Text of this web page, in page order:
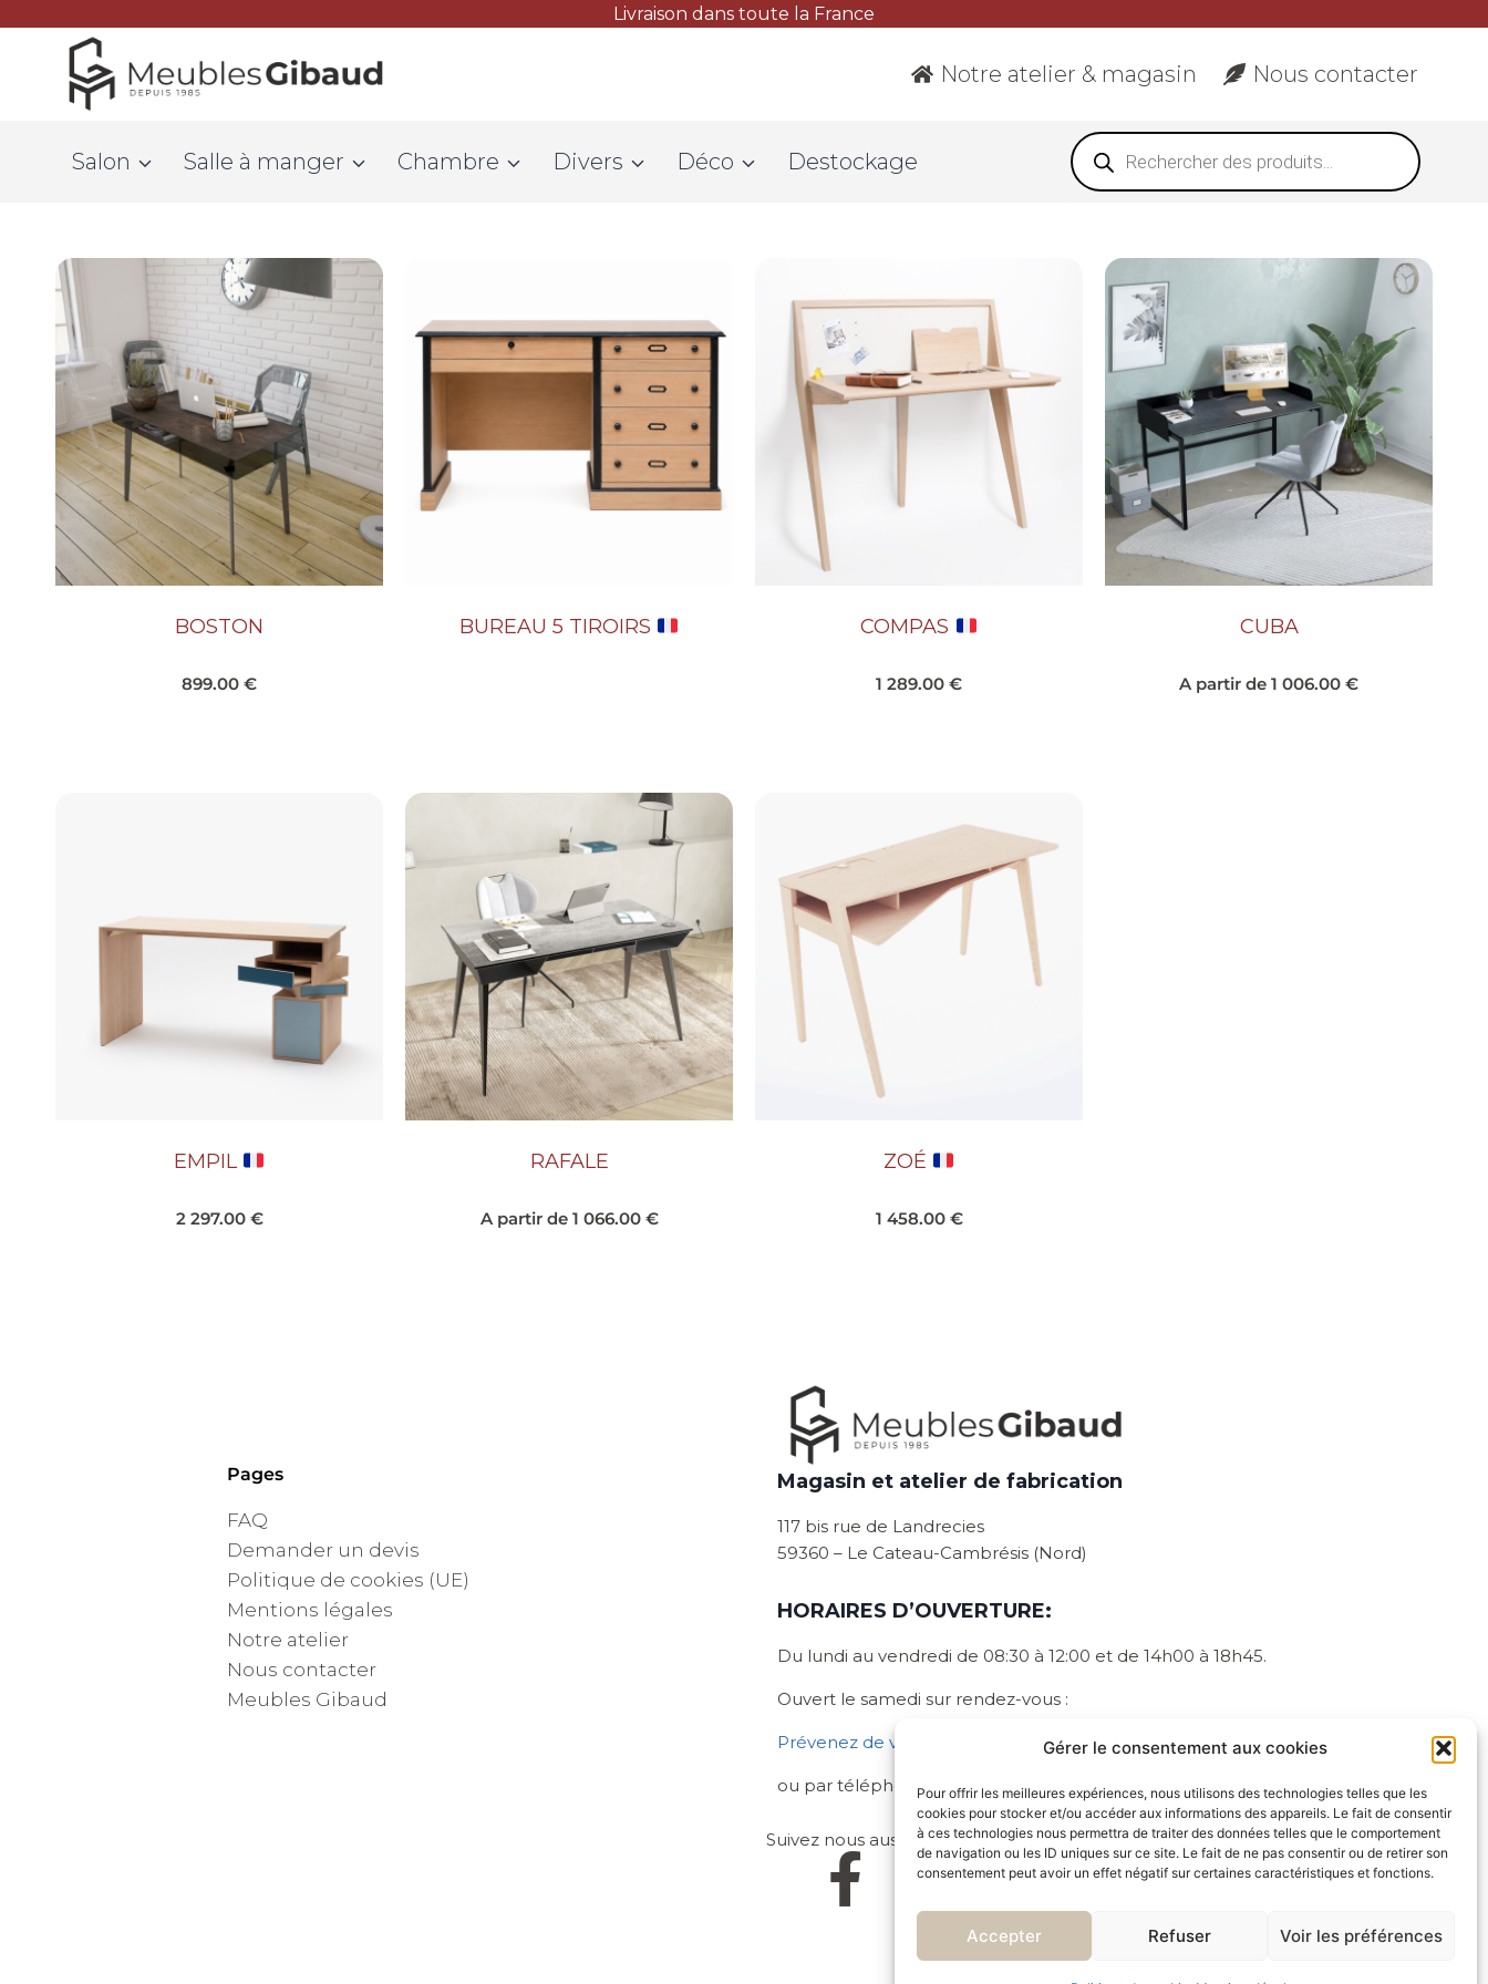
Gérer le consentement aux cookies
Pour offrir les meilleures expériences, nous utilisons des technologies telles que les
cookies pour stocker et/ou accéder aux informations des appareils. Le fait de consentir
à ces technologies nous permettra de traiter des données telles que le comportement
de navigation ou les ID uniques sur ce site. Le fait de ne pas consentir ou de retirer son
consentement peut avoir un effet négatif sur certaines caractéristiques et fonctions.
Accepter Refuser Voir les préférences
Livraison dans toute la France
Notre atelier & magasin Nous contacter
Salon Salle à manger Chambre Divers Déco Destockage
BOSTON
899.00 €
BUREAU 5 TIROIRS COMPAS
1 289.00 €
CUBA
A partir de 1 006.00 €
EMPIL
2 297.00 €
RAFALE
A partir de 1 066.00 €
ZOÉ
1 458.00 €
Pages
FAQ
Demander un devis
Politique de cookies (UE)
Mentions légales
Notre atelier
Nous contacter
Meubles Gibaud
Magasin et atelier de fabrication
117 bis rue de Landrecies
59360 – Le Cateau-Cambrésis (Nord)
HORAIRES D’OUVERTURE:
Du lundi au vendredi de 08:30 à 12:00 et de 14h00 à 18h45.
Ouvert le samedi sur rendez-vous :
Prévenez de votre venue en cliquant ici
ou par téléphone au : 03 27 77 89 75
Suivez nous aussi sur les réseaux sociaux